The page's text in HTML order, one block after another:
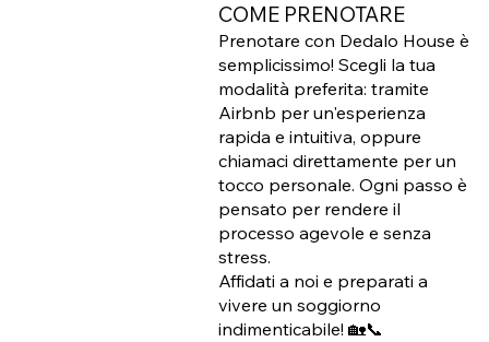
COME PRENOTARE
Prenotare con Dedalo House è
semplicissimo! Scegli la tua
modalità preferita: tramite
Airbnb per un'esperienza
rapida e intuitiva, oppure
chiamaci direttamente per un
tocco personale. Ogni passo è
pensato per rendere il
processo agevole e senza
stress.
Affidati a noi e preparati a
vivere un soggiorno
indimenticabile! 🏡📞